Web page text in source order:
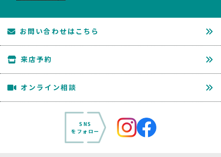
お問い合わせはこちら
来店予約
オンライン相談
SNS
をフォロー